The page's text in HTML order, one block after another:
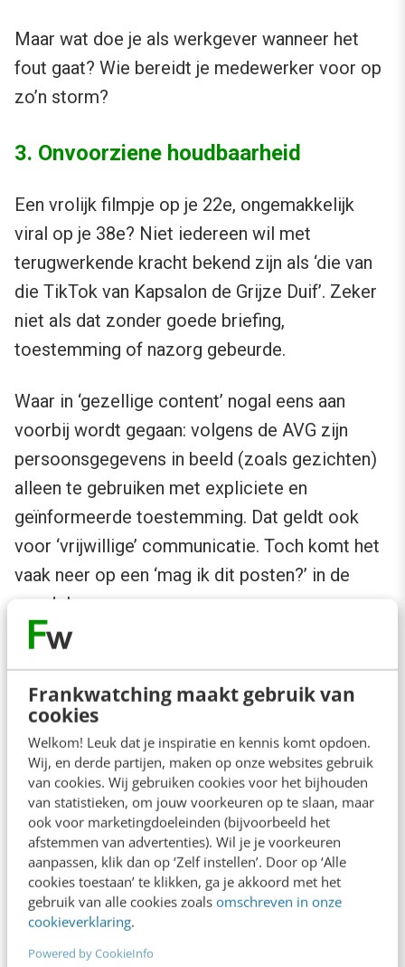
Frankwatching maakt gebruik van
cookies
Welkom! Leuk dat je inspiratie en kennis komt opdoen.
Wij, en derde partijen, maken op onze websites gebruik
van cookies. Wij gebruiken cookies voor het bijhouden
van statistieken, om jouw voorkeuren op te slaan, maar
ook voor marketingdoeleinden (bijvoorbeeld het
afstemmen van advertenties). Wil je je voorkeuren
aanpassen, klik dan op ‘Zelf instellen’. Door op ‘Alle
cookies toestaan’ te klikken, ga je akkoord met het
gebruik van alle cookies zoals omschreven in onze
cookieverklaring.
Powered by CookieInfo
Maar wat doe je als werkgever wanneer het
fout gaat? Wie bereidt je medewerker voor op
zo’n storm?
3. Onvoorziene houdbaarheid
Een vrolijk filmpje op je 22e, ongemakkelijk
viral op je 38e? Niet iedereen wil met
terugwerkende kracht bekend zijn als ‘die van
die TikTok van Kapsalon de Grijze Duif’. Zeker
niet als dat zonder goede briefing,
toestemming of nazorg gebeurde.
Waar in ‘gezellige content’ nogal eens aan
voorbij wordt gegaan: volgens de AVG zijn
persoonsgegevens in beeld (zoals gezichten)
alleen te gebruiken met expliciete en
geïnformeerde toestemming. Dat geldt ook
voor ‘vrijwillige’ communicatie. Toch komt het
vaak neer op een ‘mag ik dit posten?’ in de
wandelgangen.
Niet elk teamlid wil, durft of mág in beeld. Maar
wat als je manager impliciet verwacht dat je
meedoet ‘omdat het goed is voor het team’? Of
‘omdat het maar om een gezellig TikTokje
gaat?’ Zonder heldere afspraken ontstaat er
sociale druk. Medewerkers die liever niet in
beeld komen, voelen zich buitengesloten. Of
medewerkers die wél in beeld zijn geweest,
weten niet hoe dat uitpakt.